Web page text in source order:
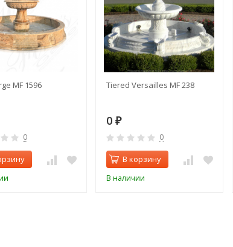
MF 1596
0
Tiered Versailles MF 238
0 ₽
0
В корзину
В наличии